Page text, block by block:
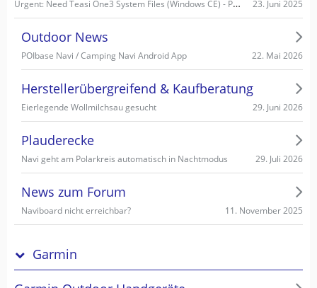
Urgent: Need Teasi One3 System Files (Windows CE) - PC recognizes it as Mass Storage! 23. Juni 2025
Outdoor News
POIbase Navi / Camping Navi Android App 22. Mai 2026
Herstellerübergreifend & Kaufberatung
Eierlegende Wollmilchsau gesucht 29. Juni 2026
Plauderecke
Navi geht am Polarkreis automatisch in Nachtmodus 29. Juli 2026
News zum Forum
Naviboard nicht erreichbar? 11. November 2025
Garmin